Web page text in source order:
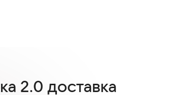
2.0 доставка